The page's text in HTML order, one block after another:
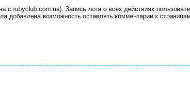
rubyclub.com.ua). Запись лога о всех действиях
добавлена возможность оставлять комментарии к